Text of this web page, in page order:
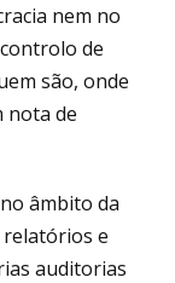
nem no
de
são, onde
nota de
âmbito da
e
auditorias